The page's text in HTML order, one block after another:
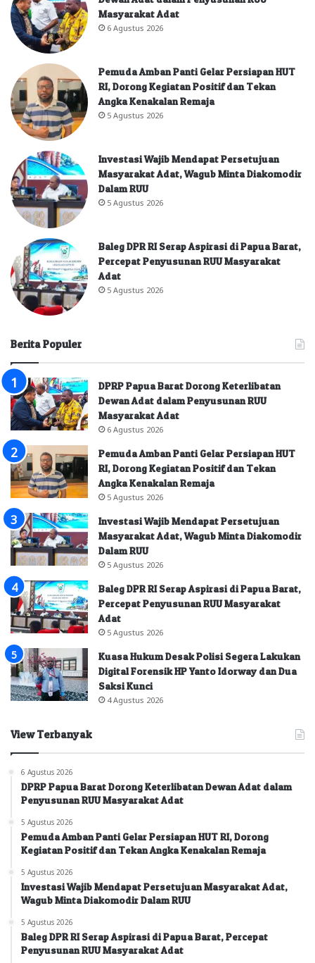
Masyarakat Adat
6 Agustus 2026
Pemuda Amban Panti Gelar Persiapan HUT
RI, Dorong Kegiatan Positif dan Tekan
Angka Kenakalan Remaja
5 Agustus 2026
Investasi Wajib Mendapat Persetujuan
Masyarakat Adat, Wagub Minta Diakomodir
Dalam RUU
5 Agustus 2026
Baleg DPR RI Serap Aspirasi di Papua Barat,
Percepat Penyusunan RUU Masyarakat
Adat
5 Agustus 2026
Berita Populer
DPRP Papua Barat Dorong Keterlibatan
Dewan Adat dalam Penyusunan RUU
Masyarakat Adat
6 Agustus 2026
Pemuda Amban Panti Gelar Persiapan HUT
RI, Dorong Kegiatan Positif dan Tekan
Angka Kenakalan Remaja
5 Agustus 2026
Investasi Wajib Mendapat Persetujuan
Masyarakat Adat, Wagub Minta Diakomodir
Dalam RUU
5 Agustus 2026
Baleg DPR RI Serap Aspirasi di Papua Barat,
Percepat Penyusunan RUU Masyarakat
Adat
5 Agustus 2026
Kuasa Hukum Desak Polisi Segera Lakukan
Digital Forensik HP Yanto Idorway dan Dua
Saksi Kunci
4 Agustus 2026
View Terbanyak
6 Agustus 2026
DPRP Papua Barat Dorong Keterlibatan Dewan Adat dalam
Penyusunan RUU Masyarakat Adat
5 Agustus 2026
Pemuda Amban Panti Gelar Persiapan HUT RI, Dorong
Kegiatan Positif dan Tekan Angka Kenakalan Remaja
5 Agustus 2026
Investasi Wajib Mendapat Persetujuan Masyarakat Adat,
Wagub Minta Diakomodir Dalam RUU
5 Agustus 2026
Baleg DPR RI Serap Aspirasi di Papua Barat, Percepat
Penyusunan RUU Masyarakat Adat